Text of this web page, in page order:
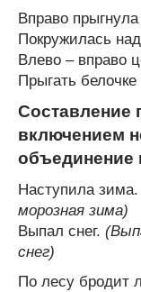
Вправо
Покружилась
Влево – вправо
Прыгать
Составление
включением
объединение
Наступила зима.
морозная зима)
Выпал снег.
снег)
По лесу бродит